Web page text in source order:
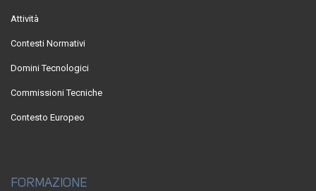
Attività
Contesti Normativi
Domini Tecnologici
Commissioni Tecniche
Contesto Europeo
FORMAZIONE